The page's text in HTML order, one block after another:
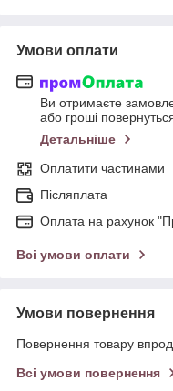
Умови оплати
Ви отримаєте
або гроші
Детальніше
Оплатити частинами
Післяплата
Оплата на рахунок
Всі умови оплати
Умови повернення
Повернення товару
Всі умови повернення